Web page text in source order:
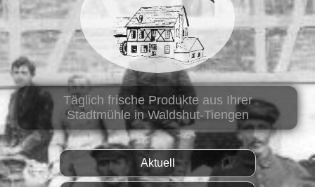
Täglich frische Produkte aus Ihrer
Stadtmühle in Waldshut-Tiengen
Aktuell